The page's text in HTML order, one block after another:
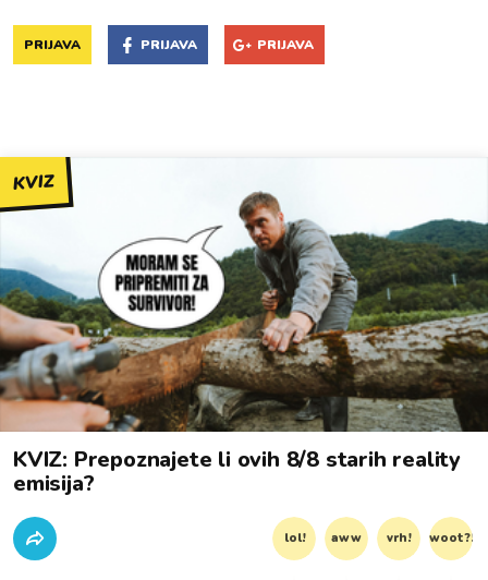
PRIJAVA PRIJAVA PRIJAVA
KVIZ
KVIZ: Prepoznajete li ovih 8/8 starih reality
emisija?
lol! aww vrh! woot?!